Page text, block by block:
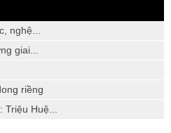
nghệ...
giai...
riềng
Huệ...